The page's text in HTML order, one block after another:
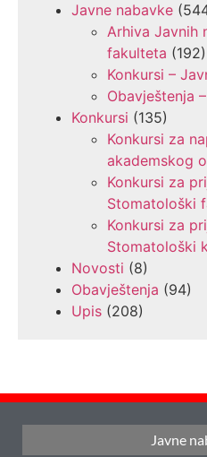
Javne nabavke
Arhiva Javnih
fakulteta (192)
Konkursi –
Obavještenja
Konkursi (135)
Konkursi za
akademskog
Konkursi za
Stomatološki
Konkursi za
Stomatološki
Novosti (8)
Obavještenja (94)
Upis (208)
Javne